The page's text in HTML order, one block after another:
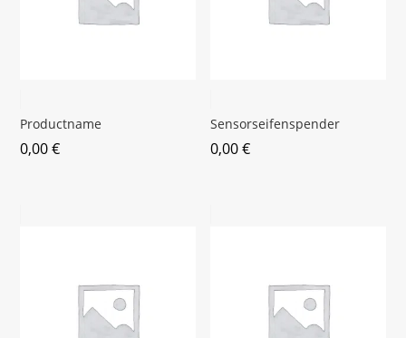
Productname
0,00€
Sensorseifenspender
0,00€